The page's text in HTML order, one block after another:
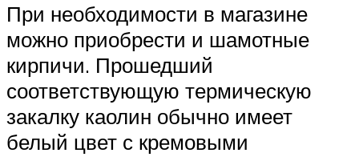
При необходимости в магазине
можно приобрести и шамотные
кирпичи. Прошедший
соответствующую термическую
закалку каолин обычно имеет
белый цвет с кремовыми